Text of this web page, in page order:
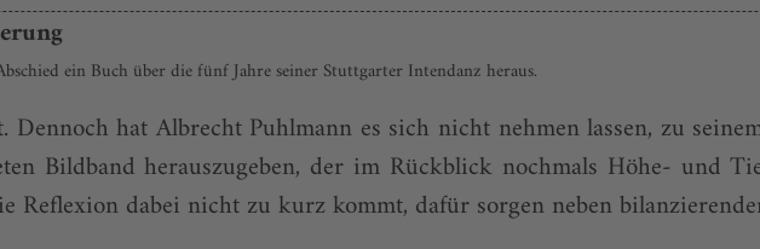
ein Buch über die fünf Jahre seiner Stuttgarter Intendanz heraus.
hat Albrecht Puhlmann es sich nicht nehmen lassen, zu
Bildband herauszugeben, der im Rückblick nochmals Höhe- und
Reflexion dabei nicht zu kurz kommt, dafür sorgen neben